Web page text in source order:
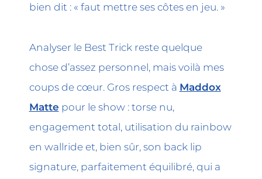
bien dit : « faut mettre ses côtes en jeu. »
Analyser le Best Trick reste quelque
chose d’assez personnel, mais voilà mes
coups de cœur. Gros respect à Maddox
Matte pour le show : torse nu,
engagement total, utilisation du rainbow
en wallride et, bien sûr, son back lip
signature, parfaitement équilibré, qui a